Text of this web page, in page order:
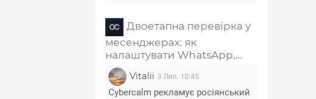
Двоетапна перевірка у
месенджерах: як
налаштувати WhatsApp,
Telegram, Signal, Viber і
Messenger
Vitalii 3 Лип. 10:45
Cybercalm рекламує росіянський